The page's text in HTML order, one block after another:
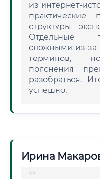
из интернет-
структуры
Отдельные
сложными из-за
терминов,
пояснения
разобраться.
успешно.
Ирина